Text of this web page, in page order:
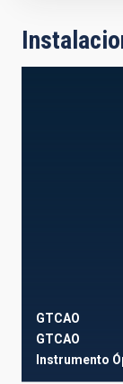
GTCAO
GTCAO
Instrumento